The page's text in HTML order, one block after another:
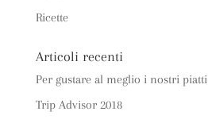
Ricette
Articoli recenti
Per gustare al meglio i nostri piatti
Trip Advisor 2018